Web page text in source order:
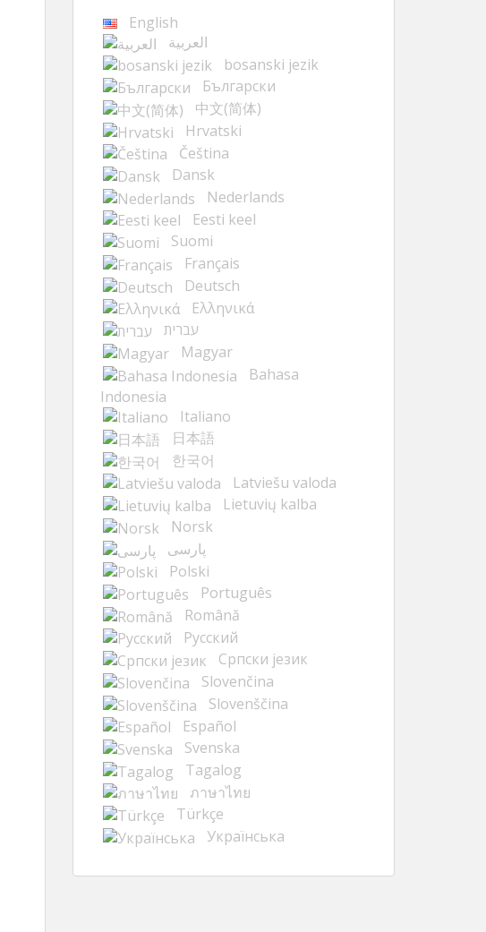
English
العربية
bosanski jezik
Български
中文(简体)
Hrvatski
Čeština
Dansk
Nederlands
Eesti keel
Suomi
Français
Deutsch
Ελληνικά
עברית
Magyar
Bahasa
Indonesia
Italiano
日本語
한국어
Latviešu valoda
Lietuvių kalba
Norsk
پارسی
Polski
Português
Română
Русский
Cрпски језик
Slovenčina
Slovenščina
Español
Svenska
Tagalog
ภาษาไทย
Türkçe
Українська